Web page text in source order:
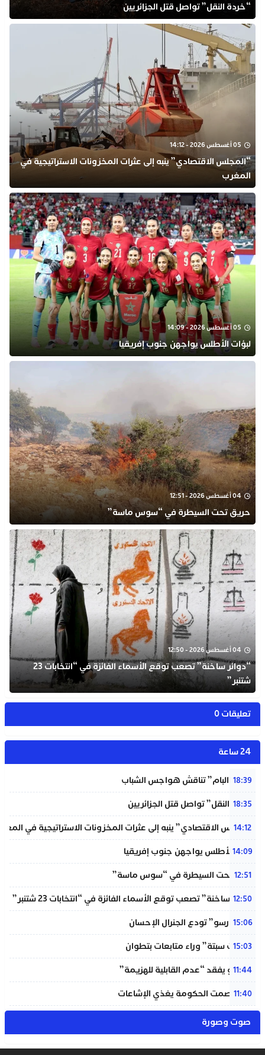
“خردة النقل” تواصل قتل الجزائريين
05 أغسطس 2026 - 14:12
“المجلس الاقتصادي” ينبه إلى عثرات المخزونات الاستراتيجية في
المغرب
05 أغسطس 2026 - 14:09
لبؤات الأطلس يواجهن جنوب إفريقيا
04 أغسطس 2026 - 12:51
حريق تحت السيطرة في “سوس ماسة”
04 أغسطس 2026 - 12:50
“دوائر ساخنة” تصعب توقع الأسماء الفائزة في “انتخابات 23
شتنبر”
تعليقات 0
24 ساعة
18:39
شبيبة “البام” تناقش هواجس الشباب
18:35
“خردة النقل” تواصل قتل الجزائريين
14:12
“المجلس الاقتصادي” ينبه إلى عثرات المخزونات الاستراتيجية في
14:09
لبؤات الأطلس يواجهن جنوب إفريقيا
12:51
حريق تحت السيطرة في “سوس ماسة”
12:50
“دوائر ساخنة” تصعب توقع الأسماء الفائزة في “انتخابات 23 شتنبر”
15:06
“المينورسو” تودع الجنرال الإحسان
15:03
“أحداث سبتة” وراء متابعات بتطوان
11:44
إنفانتينو يفقد “عدم القابلية للهزيمة”
11:40
بنعلي: صمت الحكومة يغذي الإشاعات
صوت وصورة